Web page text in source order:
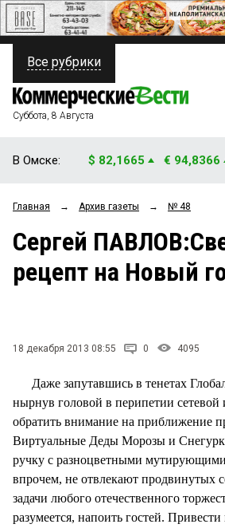
ПОЛИТИКА
ФИНАНСЫ
ОБЩЕСТВО
ЗАКОН
НОВОСТИ КОМПАНИЙ
СТИЛЬ ЖИЗНИ
Все рубрики
Суббота, 8 Августа
В Омске: $ 82,1665 € 94,8366
Главная → Архив газеты → № 48
Сергей
рецепт на Новый
18 декабря 2013 08:55 0 4095
Даже запутавшись в тенетах
нырнув головой в перипетии сетевой
обратить внимание на приближение
Виртуальные Деды Морозы и
ручку с разноцветными
впрочем, не отвлекают продвинутых
задачи любого отечественного
разумеется, напоить гостей.